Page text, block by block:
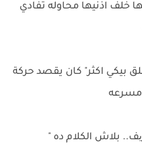
خلف اذنيها محاوله تفادي
بيكي اكثر" كان يقصد حركة
مسرعه
بلاش الكلام ده "